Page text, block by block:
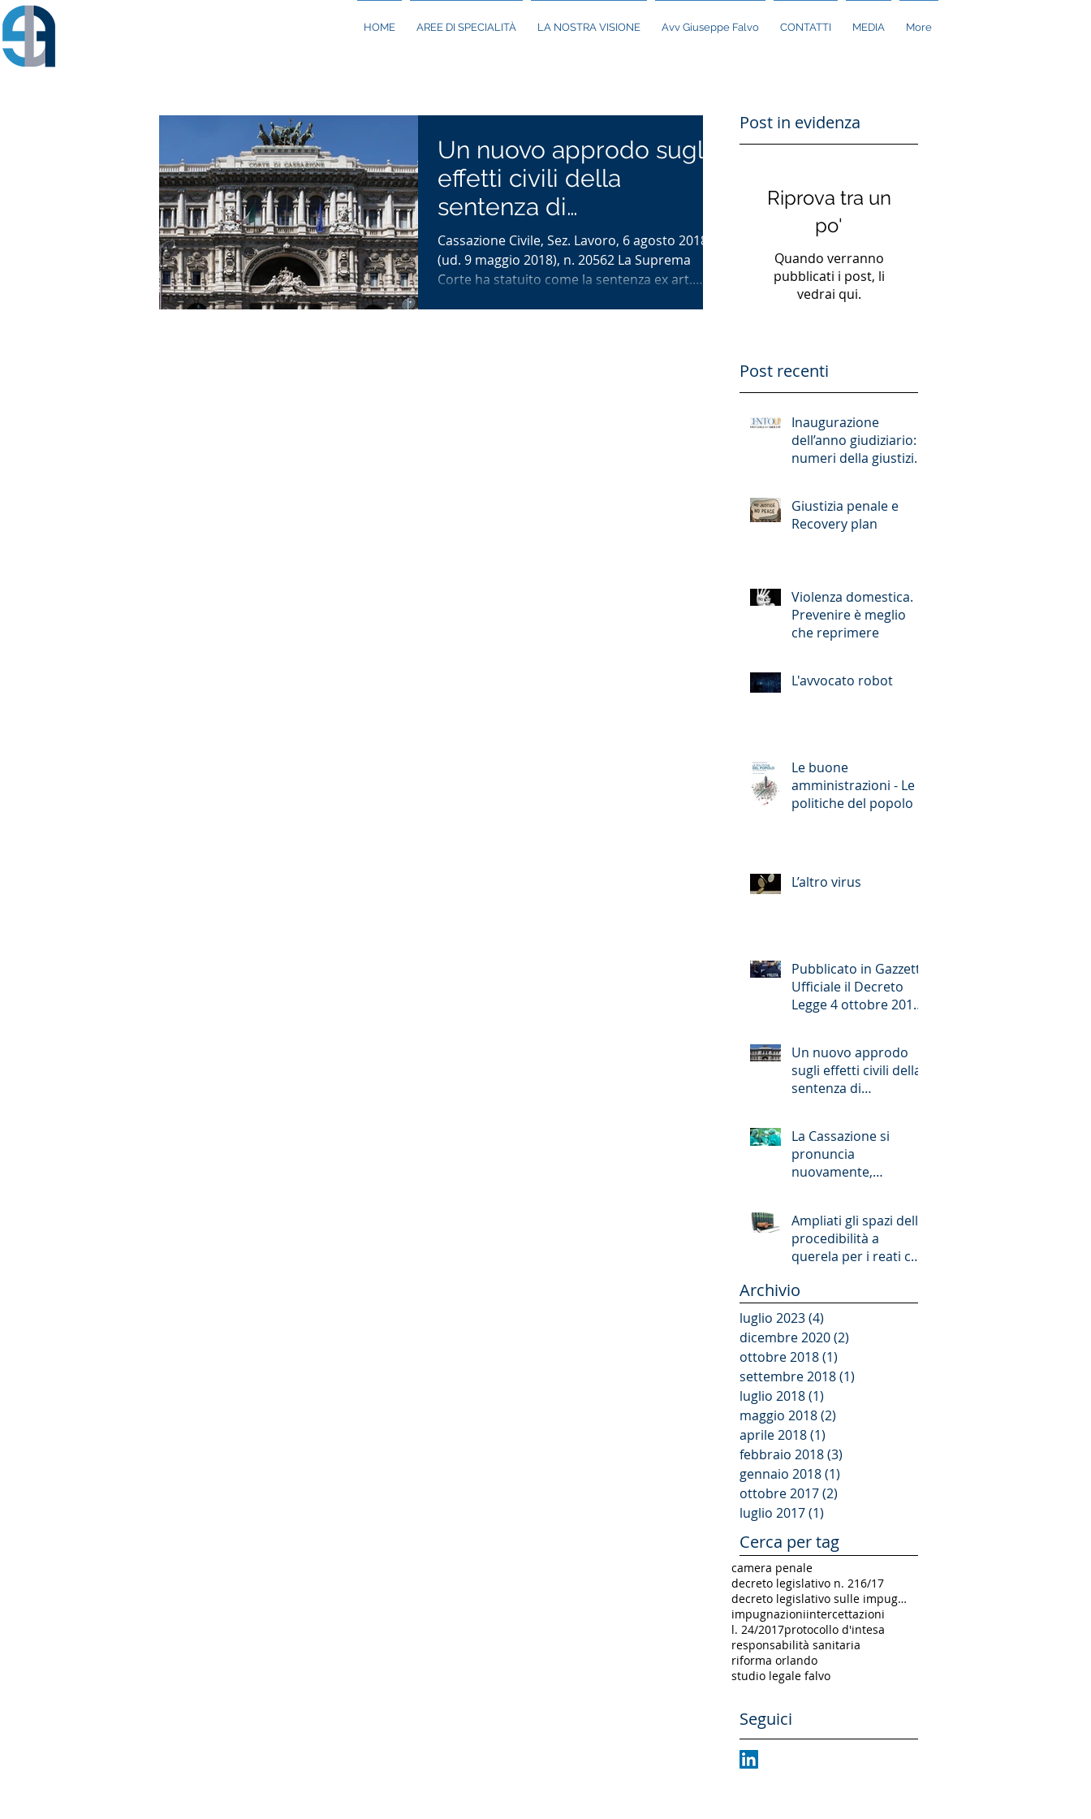
HOME AREE DI SPECIALITÀ LA NOSTRA VISIONE Avv Giuseppe Falvo CONTATTI MEDIA More
Un nuovo approdo sugli
effetti civili della
sentenza di
patteggiamento
Cassazione Civile, Sez. Lavoro, 6 agosto 2018
(ud. 9 maggio 2018), n. 20562 La Suprema
Corte ha statuito come la sentenza ex art.
Post in evidenza
Riprova tra un
po'
Quando verranno
pubblicati i post, li
vedrai qui.
Post recenti
Inaugurazione
dell’anno giudiziario: i
numeri della giustizia
Giustizia penale e
Recovery plan
Violenza domestica.
Prevenire è meglio
che reprimere
L'avvocato robot
Le buone
amministrazioni - Le
politiche del popolo
L’altro virus
Pubblicato in Gazzetta
Ufficiale il Decreto
Legge 4 ottobre 2018
Un nuovo approdo
sugli effetti civili della
sentenza di
La Cassazione si
pronuncia
nuovamente,
di affidamento
nell&#39
Ampliati gli spazi della
procedibilità a
querela per i reati che
e il patrimoni
Archivio
luglio 2023(4)
dicembre 2020(2)
ottobre 2018(1)
settembre 2018(1)
luglio 2018(1)
maggio 2018(2)
aprile 2018(1)
febbraio 2018(3)
gennaio 2018(1)
ottobre 2017(2)
luglio 2017(1)
Cerca per tag
camera penale
decreto legislativo n. 216/17
decreto legislativo sulle impugnazioni
impugnazioniintercettazioni
l. 24/2017protocollo d'intesa
responsabilità sanitaria
riforma orlando
studio legale falvo
Seguici